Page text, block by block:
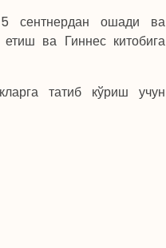
5 сентнердан ошади ва
ва Гиннес китобига
татиб кўриш учун